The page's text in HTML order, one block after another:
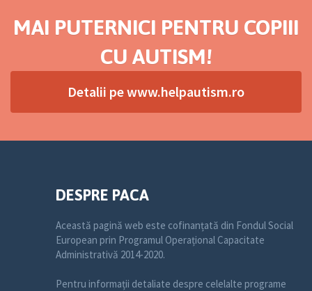
MAI PUTERNICI PENTRU COPIII
CU AUTISM!
Detalii pe www.helpautism.ro
DESPRE PACA
Această pagină web este cofinanțată din Fondul Social
European prin Programul Operațional Capacitate
Administrativă 2014-2020.
Pentru informații detaliate despre celelalte programe